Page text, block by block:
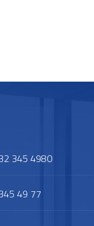
345 4980
49 77